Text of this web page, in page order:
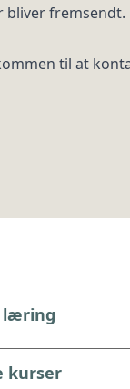
til at
læring
kurser